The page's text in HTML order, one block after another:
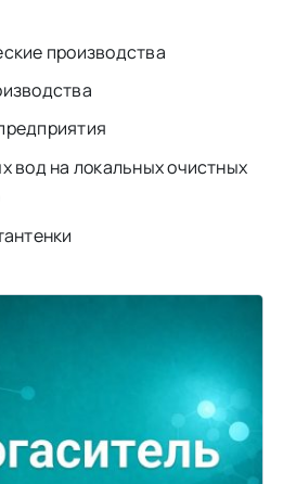
производства
вод на локальных очистных